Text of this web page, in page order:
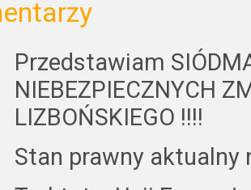
Przedstawiam
NIEBEZPIECZNYCH
LIZBOŃSKIEGO !!!!
Stan prawny aktualny